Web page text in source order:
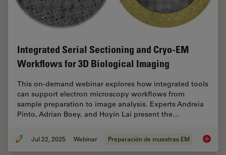
Integrated Serial Sectioning and Cryo-EM
Workflows for 3D Biological Imaging
This on-demand webinar explores how integrated tools
can support electron microscopy workflows from
sample preparation to image analysis. Experts Andreia
Pinto, Adrian Boey, and Hoyin Lai present the…
Jul 22, 2025 Webinar Preparación de muestras EM